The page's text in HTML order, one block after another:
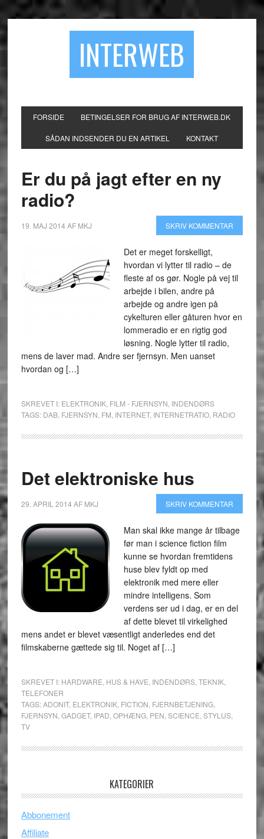
INTERWEB
FORSIDE BETINGELSER FOR BRUG AF INTERWEB.DK
SÅDAN INDSENDER DU EN ARTIKEL KONTAKT
Er du på jagt efter en ny
radio?
19. MAJ 2014 AF MKJ SKRIV KOMMENTAR
Det er meget forskelligt,
hvordan vi lytter til radio – de
fleste af os gør. Nogle på vej til
arbejde i bilen, andre på
arbejde og andre igen på
cykelturen eller gåturen hvor en
lommeradio er en rigtig god
løsning. Nogle lytter til radio,
mens de laver mad. Andre ser fjernsyn. Men uanset
hvordan og […]
SKREVET I: ELEKTRONIK, FILM - FJERNSYN INDENDØRS
TAGS: DAB, FJERNSYN FM INTERNET, INTERNETRATIO, RADIO
Det elektroniske hus
29. APRIL 2014 AF MKJ SKRIV KOMMENTAR
Man skal ikke mange år tilbage
før man i science fiction film
kunne se hvordan fremtidens
huse blev fyldt op med
elektronik med mere eller
mindre intelligens. Som
verdens ser ud i dag, er en del
af dette blevet til virkelighed
mens andet er blevet væsentligt anderledes end det
filmskaberne gættede sig til. Noget af […]
SKREVET I: HARDWARE HUS & HAVE INDENDØRS, TEKNIK,
TELEFONER
TAGS:ADONIT, ELEKTRONIK, FICTION FJERNBETJENING,
FJERNSYN GADGET, IPAD OPHÆNG, PEN SCIENCE STYLUS,
TV
KATEGORIER
Abbonement
Affiliate